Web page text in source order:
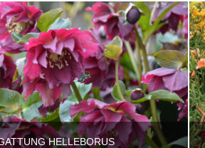
HELLEBORUS